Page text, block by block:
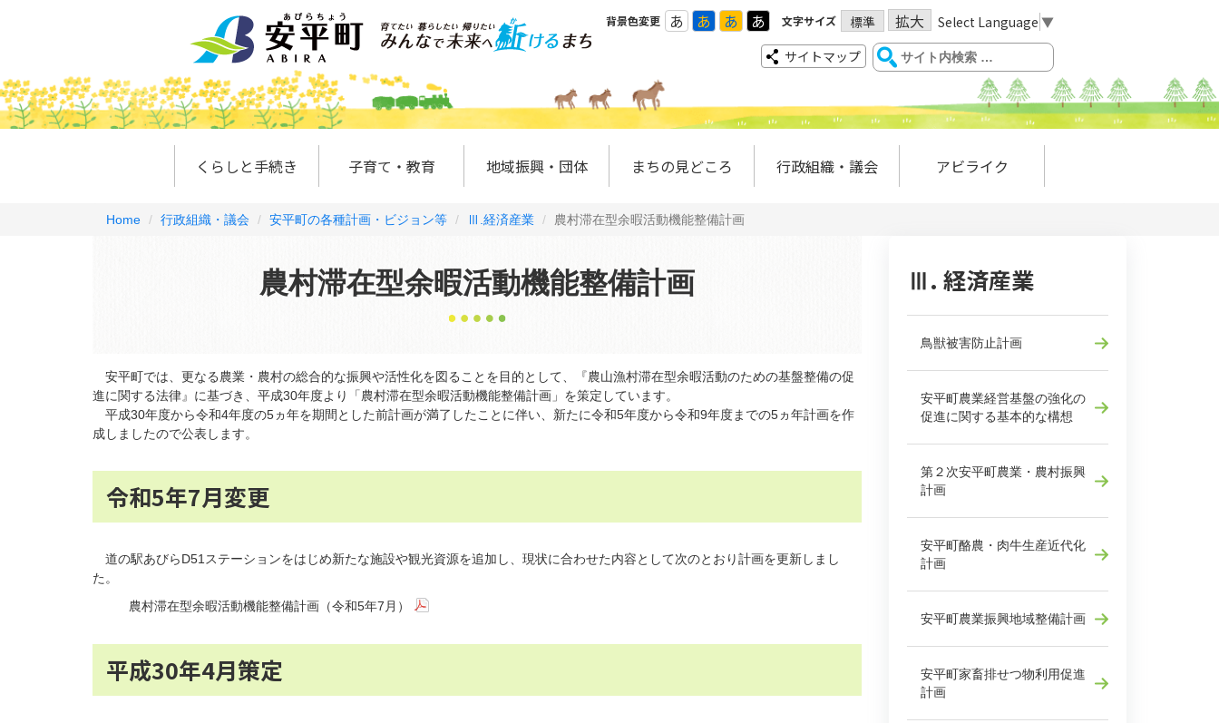
背景色変更 あ あ あ あ 文字サイズ 標準 拡大 Select Language ▼
サイトマップ
くらしと手続き 子育て・教育 地域振興・団体 まちの見どころ 行政組織・議会 アビライク
Home 行政組織・議会 安平町の各種計画・ビジョン等 Ⅲ.経済産業 農村滞在型余暇活動機能整備計画
農村滞在型余暇活動機能整備計画
安平町では、更なる農業・農村の総合的な振興や活性化を図ることを目的として、『農山漁村滞在型余暇活動のための基盤整備の促
進に関する法律』に基づき、平成30年度より「農村滞在型余暇活動機能整備計画」を策定しています。
平成30年度から令和4年度の5ヵ年を期間とした前計画が満了したことに伴い、新たに令和5年度から令和9年度までの5ヵ年計画を作
成しましたので公表します。
令和5年7月変更
道の駅あびらD51ステーションをはじめ新たな施設や観光資源を追加し、現状に合わせた内容として次のとおり計画を更新しまし
た。
農村滞在型余暇活動機能整備計画（令和5年7月）
平成30年4月策定
Ⅲ. 経済産業
鳥獣被害防止計画
安平町農業経営基盤の強化の
促進に関する基本的な構想
第２次安平町農業・農村振興
計画
安平町酪農・肉牛生産近代化
計画
安平町農業振興地域整備計画
安平町家畜排せつ物利用促進
計画